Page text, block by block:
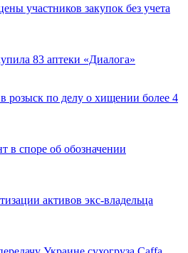
участников закупок без учета
83 аптеки «Диалога»
розыск по делу о хищении более 4
в споре об обозначении
активов экс-владельца